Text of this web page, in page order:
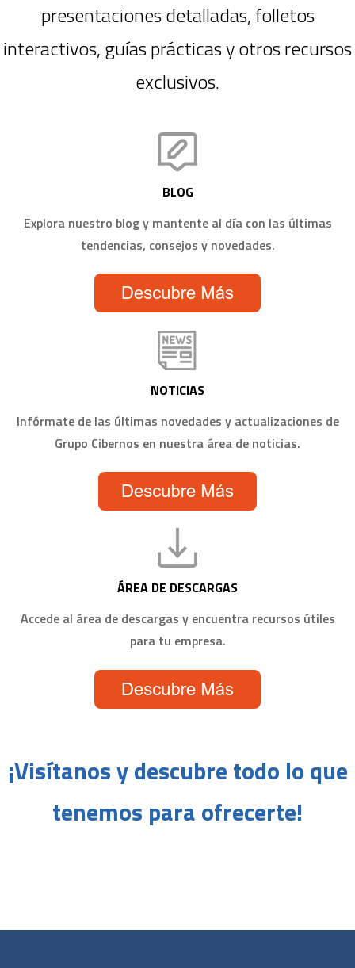
presentaciones detalladas, folletos
interactivos, guías prácticas y otros recursos
exclusivos.
BLOG
Explora nuestro blog y mantente al día con las últimas
tendencias, consejos y novedades.
NOTICIAS
Infórmate de las últimas novedades y actualizaciones de
Grupo Cibernos en nuestra área de noticias.
ÁREA DE DESCARGAS
Accede al área de descargas y encuentra recursos útiles
para tu empresa.
¡Visítanos y descubre todo lo que
tenemos para ofrecerte!